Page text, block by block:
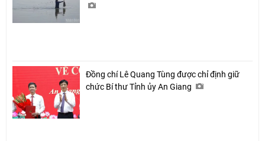
Đồng chí Lê Quang Tùng được chỉ định giữ
chức Bí thư Tỉnh ủy An Giang